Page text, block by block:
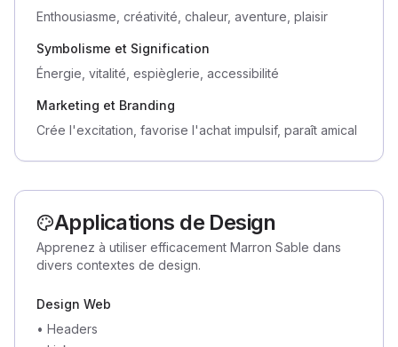
Enthousiasme, créativité, chaleur, aventure, plaisir
Symbolisme et Signification
Énergie, vitalité, espièglerie, accessibilité
Marketing et Branding
Crée l'excitation, favorise l'achat impulsif, paraît amical
Applications de Design
Apprenez à utiliser efficacement Marron Sable dans
divers contextes de design.
Design Web
• Headers